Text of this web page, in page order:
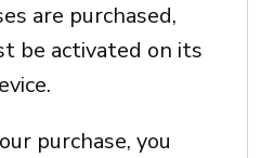
are purchased,
be activated on its
purchase, you